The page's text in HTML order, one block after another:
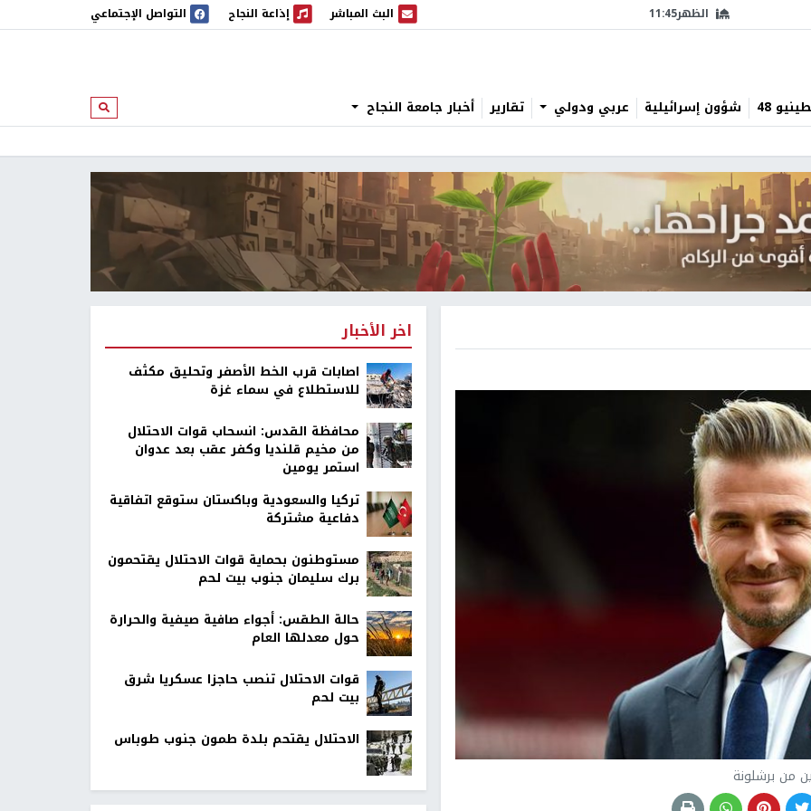
الظهر11:45 البث المباشر
البث المباشر إذاعة النجاح
إذاعة النجاح التواصل الإجتماعي
48 شؤون إسرائيلية عربي ودولي تقارير أخبار جامعة النجاح ابحث
من برشلونة
اخر الأخبار
اصابات قرب الخط الأصفر وتحليق مكثف
للاستطلاع في سماء غزة
محافظة القدس: انسحاب قوات الاحتلال
من مخيم قلنديا وكفر عقب بعد عدوان
استمر يومين
تركيا والسعودية وباكستان ستوقع اتفاقية
دفاعية مشتركة
مستوطنون بحماية قوات الاحتلال يقتحمون
برك سليمان جنوب بيت لحم
حالة الطقس: أجواء صافية صيفية والحرارة
حول معدلها العام
قوات الاحتلال تنصب حاجزا عسكريا شرق
بيت لحم
الاحتلال يقتحم بلدة طمون جنوب طوباس